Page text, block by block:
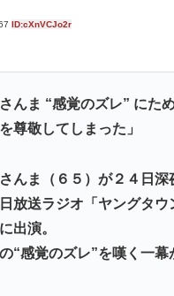
資産260兆円が狙われて
い……」自転車の青切符導
中
ンサー「20歳でアルファ
民、夏恒例の儀式で2人死
の原因、判明するwww
事してるやつって死にたく
ID:cXnVCJo2r
んま “感覚のズレ” にた
尊敬してしまった」
んま（６５）が２４日深
放送ラジオ「ヤングタウ
出演。
“感覚のズレ”を嘆く一幕